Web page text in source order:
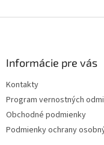
Informácie pre vás
Kontakty
Program vernostných
Obchodné podmienky
Podmienky ochrany